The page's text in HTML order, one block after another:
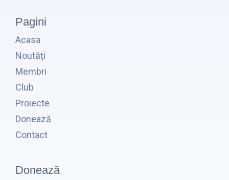
Pagini
Acasa
Noutăți
Membri
Club
Proiecte
Donează
Contact
Donează